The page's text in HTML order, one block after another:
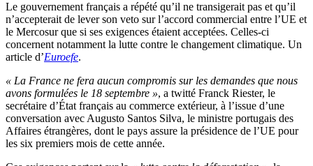
Le gouvernement français a répété qu’il ne transigerait pas et qu’il
n’accepterait de lever son veto sur l’accord commercial entre l’UE et
le Mercosur que si ses exigences étaient acceptées. Celles-ci
concernent notamment la lutte contre le changement climatique. Un
article d’Euroefe.
« La France ne fera aucun compromis sur les demandes que nous
avons formulées le 18 septembre », a twitté Franck Riester, le
secrétaire d’État français au commerce extérieur, à l’issue d’une
conversation avec Augusto Santos Silva, le ministre portugais des
Affaires étrangères, dont le pays assure la présidence de l’UE pour
les six premiers mois de cette année.